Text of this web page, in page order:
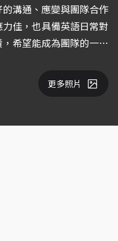
溝通、應變與團隊合作
佳，也具備英語日常對
希望能成為團隊的一
更多照片